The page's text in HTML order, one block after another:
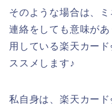
そのような場合は、
連絡をしても意味が
用している楽天カー
ススメします♪
私自身は、楽天カー